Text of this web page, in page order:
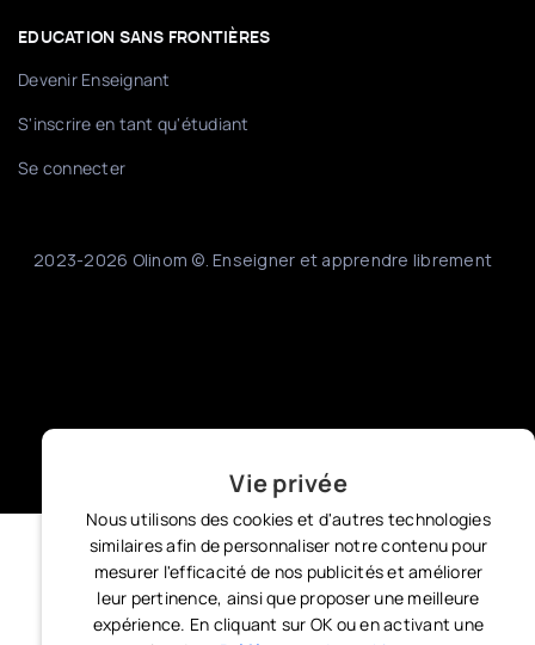
EDUCATION SANS FRONTIÈRES
Devenir Enseignant
S'inscrire en tant qu'étudiant
Se connecter
2023-2026 Olinom ©. Enseigner et apprendre librement
Vie privée
Nous utilisons des cookies et d'autres technologies
similaires afin de personnaliser notre contenu pour
mesurer l'efficacité de nos publicités et améliorer
leur pertinence, ainsi que proposer une meilleure
expérience. En cliquant sur OK ou en activant une